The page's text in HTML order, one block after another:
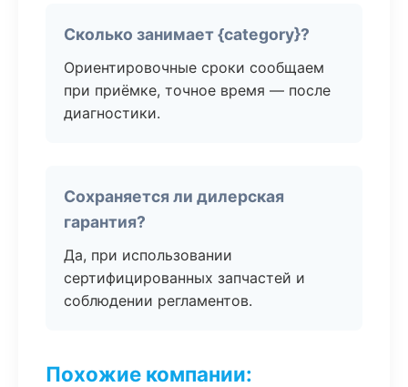
Сколько занимает {category}?
Ориентировочные сроки сообщаем
при приёмке, точное время — после
диагностики.
Сохраняется ли дилерская
гарантия?
Да, при использовании
сертифицированных запчастей и
соблюдении регламентов.
Похожие компании: